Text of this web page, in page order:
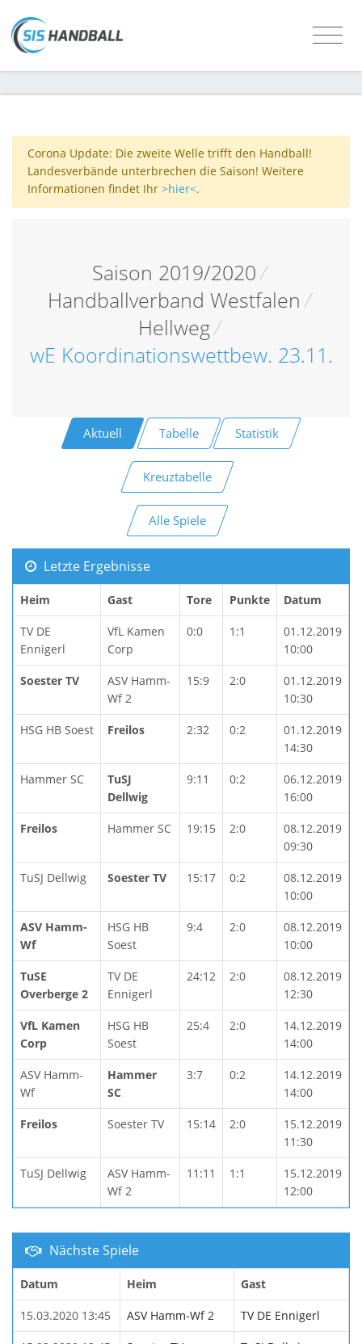
Corona Update: Die zweite Welle trifft den Handball!
Landesverbände unterbrechen die Saison! Weitere
Informationen findet Ihr >hier<.
Saison 2019/2020/
Handballverband Westfalen/
Hellweg/
wE Koordinationswettbew. 23.11.
Aktuell Tabelle Statistik
Kreuztabelle
Alle Spiele
Letzte Ergebnisse
Heim Gast Tore Punkte Datum
TV DE
Ennigerl
VfL Kamen
Corp
0:0 1:1
01.12.2019
10:00
Soester TV
ASV Hamm-
Wf 2
15:9 2:0
01.12.2019
10:30
HSG HB Soest Freilos 2:32 0:2
01.12.2019
14:30
Hammer SC
TuSJ
Dellwig
9:11 0:2
06.12.2019
16:00
Freilos Hammer SC 19:15 2:0
08.12.2019
09:30
TuSJ Dellwig Soester TV 15:17 0:2
08.12.2019
10:00
ASV Hamm-
Wf
HSG HB
Soest
9:4 2:0
08.12.2019
10:00
TuSE
Overberge 2
TV DE
Ennigerl
24:12 2:0
08.12.2019
12:30
VfL Kamen
Corp
HSG HB
Soest
25:4 2:0
14.12.2019
14:00
ASV Hamm-
Wf
Hammer
SC
3:7 0:2
14.12.2019
14:00
Freilos Soester TV 15:14 2:0
15.12.2019
11:30
TuSJ Dellwig
ASV Hamm-
Wf 2
11:11 1:1
15.12.2019
12:00
Nächste Spiele
Datum Heim Gast
15.03.2020 13:45 ASV Hamm-Wf 2 TV DE Ennigerl